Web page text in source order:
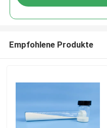
Empfohlene Produkte